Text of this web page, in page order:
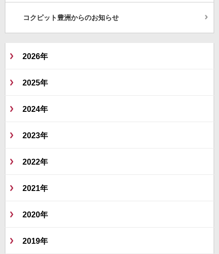
コクピット豊洲からのお知らせ
2026年
2025年
2024年
2023年
2022年
2021年
2020年
2019年